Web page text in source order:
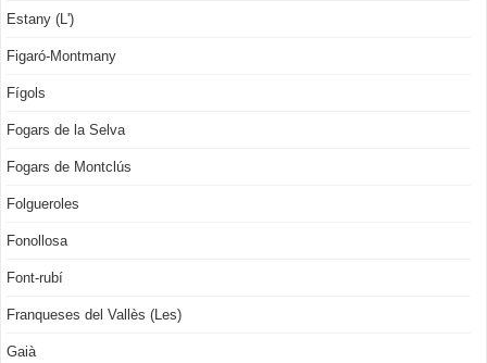
Estany (L')
Figaró-Montmany
Fígols
Fogars de la Selva
Fogars de Montclús
Folgueroles
Fonollosa
Font-rubí
Franqueses del Vallès (Les)
Gaià